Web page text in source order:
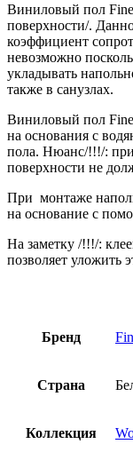
Виниловый пол
поверхности/.
коэффициент
невозможно
укладывать
также в санузлах.
Виниловый пол
на основания с
пола. Нюанс/!!!/: при
поверхности не
При монтаже
на основание с
На заметку /!!!/:
позволяет уложить
Бренд
Страна
Коллекция